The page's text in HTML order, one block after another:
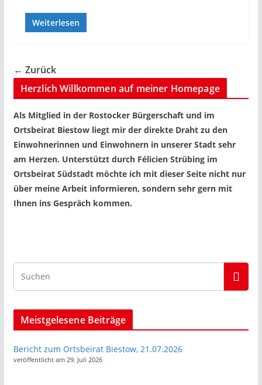
Weiterlesen
← Zurück
Herzlich Willkommen auf meiner Homepage
Als Mitglied in der Rostocker Bürgerschaft und im
Ortsbeirat Biestow liegt mir der direkte Draht zu den
Einwohnerinnen und Einwohnern in unserer Stadt sehr
am Herzen. Unterstützt durch Félicien Strübing im
Ortsbeirat Südstadt möchte ich mit dieser Seite nicht nur
über meine Arbeit informieren, sondern sehr gern mit
Ihnen ins Gespräch kommen.
Meistgelesene Beiträge
Bericht zum Ortsbeirat Biestow, 21.07.2026
veröffentlicht am 29. Juli 2026